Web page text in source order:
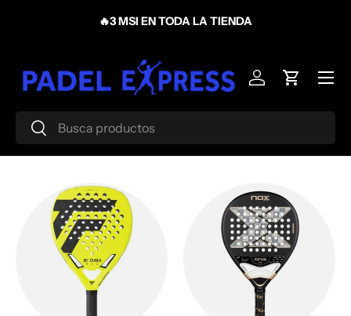
Ir al contenido
¡Bienvenido a PadelExpress! Tu tienda de pádel en México.
Buscar
Buscar
Iniciar sesión
Carrito
Menú